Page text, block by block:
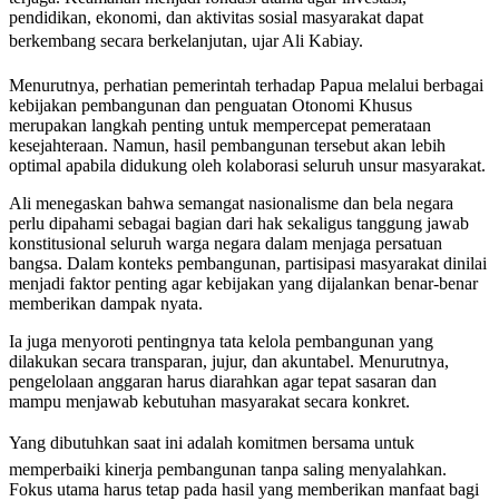
pendidikan, ekonomi, dan aktivitas sosial masyarakat dapat
berkembang secara berkelanjutan, ujar Ali Kabiay.
Menurutnya, perhatian pemerintah terhadap Papua melalui berbagai
kebijakan pembangunan dan penguatan Otonomi Khusus
merupakan langkah penting untuk mempercepat pemerataan
kesejahteraan. Namun, hasil pembangunan tersebut akan lebih
optimal apabila didukung oleh kolaborasi seluruh unsur masyarakat.
Ali menegaskan bahwa semangat nasionalisme dan bela negara
perlu dipahami sebagai bagian dari hak sekaligus tanggung jawab
konstitusional seluruh warga negara dalam menjaga persatuan
bangsa. Dalam konteks pembangunan, partisipasi masyarakat dinilai
menjadi faktor penting agar kebijakan yang dijalankan benar-benar
memberikan dampak nyata.
Ia juga menyoroti pentingnya tata kelola pembangunan yang
dilakukan secara transparan, jujur, dan akuntabel. Menurutnya,
pengelolaan anggaran harus diarahkan agar tepat sasaran dan
mampu menjawab kebutuhan masyarakat secara konkret.
Yang dibutuhkan saat ini adalah komitmen bersama untuk
memperbaiki kinerja pembangunan tanpa saling menyalahkan.
Fokus utama harus tetap pada hasil yang memberikan manfaat bagi